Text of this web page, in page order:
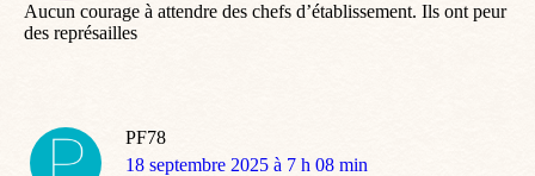
Aucun courage à attendre des chefs d’établissement. Ils ont peur
des représailles
PF78
dit
18 septembre 2025 à 7 h 08 min